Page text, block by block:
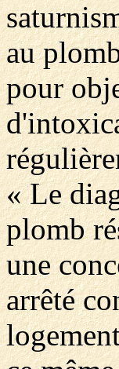
au
pour
« Le
plomb
une
arrêté